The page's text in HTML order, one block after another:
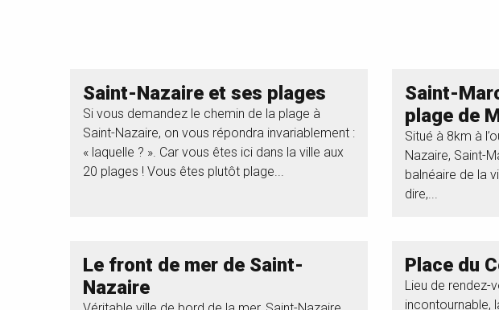
Saint-Nazaire et ses plages
Si vous demandez le chemin de la plage à
Saint-Nazaire, on vous répondra invariablement :
« laquelle ? ». Car vous êtes ici dans la ville aux
20 plages ! Vous êtes plutôt plage...
Saint-
plage de
Situé à 8km à
Nazaire, Saint-
balnéaire de la
dire,...
Le front de mer de Saint-
Nazaire
Place du
Lieu de rendez-
incontournable,